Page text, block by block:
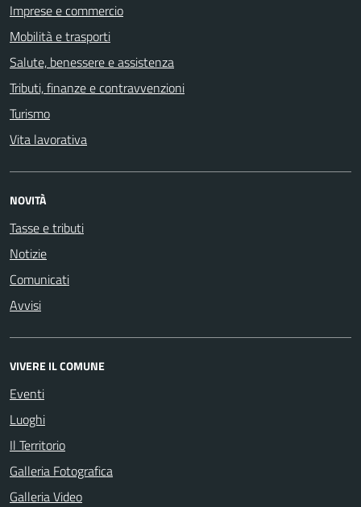
Imprese e commercio
Mobilità e trasporti
Salute, benessere e assistenza
Tributi, finanze e contravvenzioni
Turismo
Vita lavorativa
NOVITÀ
Tasse e tributi
Notizie
Comunicati
Avvisi
VIVERE IL COMUNE
Eventi
Luoghi
Il Territorio
Galleria Fotografica
Galleria Video